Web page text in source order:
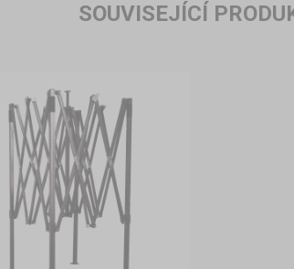
SOUVISEJÍCÍ